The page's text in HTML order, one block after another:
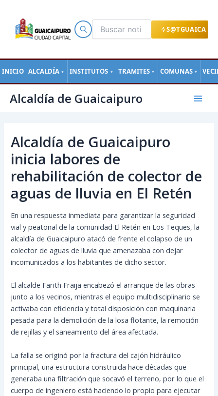
S@TGUAICA
INICIO ALCALDÍA ▼ INSTITUTOS ▼ TRAMITES ▼ COMUNAS ▼
contenido
Alcaldía de Guaicaipuro
Main
Alcaldía de Guaicaipuro
inicia labores de
rehabilitación de colector de
aguas de lluvia en El Retén
En una respuesta inmediata para garantizar la seguridad
vial y peatonal de la comunidad El Retén en Los Teques, la
alcaldía de Guaicaipuro atacó de frente el colapso de un
colector de aguas de lluvia que amenazaba con dejar
incomunicados a los habitantes de dicho sector.
El alcalde Farith Fraija encabezó el arranque de las obras
junto a los vecinos, mientras el equipo multidisciplinario se
activaba con eficiencia y total disposición con maquinaria
pesada para la demolición de la losa flotante, la remoción
de rejillas y el saneamiento del área afectada.
La falla se originó por la fractura del cajón hidráulico
principal, una estructura construida hace décadas que
generaba una filtración que socavó el terreno, por lo que el
cuerpo de ingeniero está haciendo lo propio para ejecutar
de